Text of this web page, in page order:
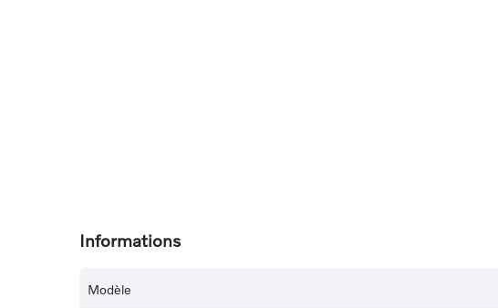
Informations
Modèle